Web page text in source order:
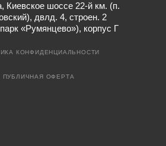
Киевское шоссе 22-й км. (п.
двлд. 4, строен. 2
«Румянцево»), корпус Г
КОНФИДЕНЦИАЛЬНОСТИ
ПУБЛИЧНАЯ ОФЕРТА